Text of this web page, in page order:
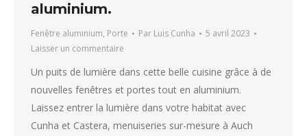
aluminium.
Fenêtre aluminium, Porte Par Luis Cunha
5 avril 2023
Laisser un commentaire
Un puits de lumière dans cette belle cuisine grâce à de
nouvelles fenêtres et portes tout en aluminium.
Laissez entrer la lumière dans votre habitat avec
Cunha et Castera, menuiseries sur-mesure à Auch